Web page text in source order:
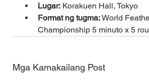
Lugar: Korakuen Hall, Tokyo
Format ng tugma: World
Championship 5 minuto x 5
Mga Kamakailang Post